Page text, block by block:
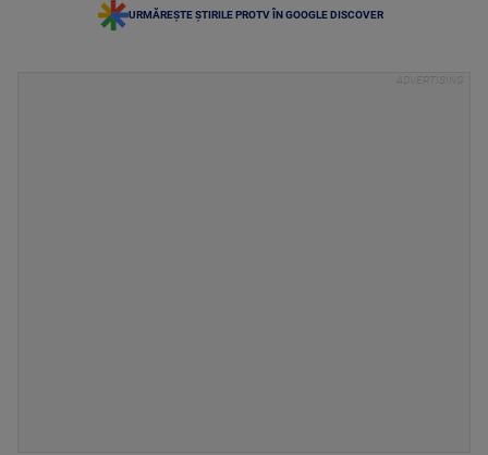
URMĂREȘTE ȘTIRILE PROTV ÎN GOOGLE DISCOVER